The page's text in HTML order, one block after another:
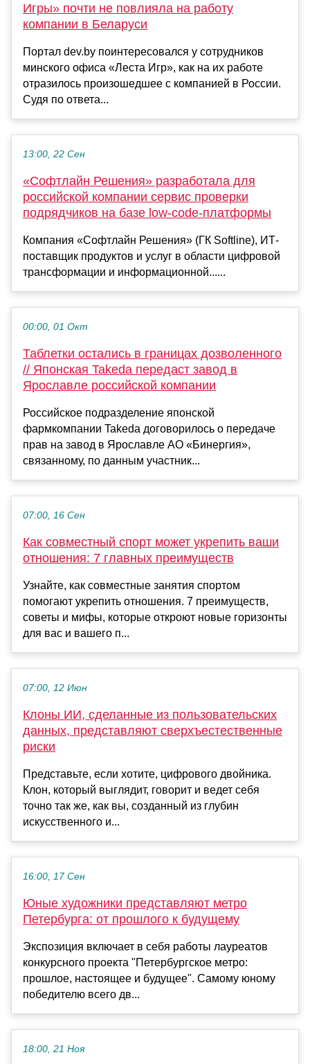
Игры» почти не повлияла на работу
компании в Беларуси
Портал dev.by поинтересовался у сотрудников
минского офиса «Леста Игр», как на их работе
отразилось произошедшее с компанией в России.
Судя по ответа...
13:00, 22 Сен
«Софтлайн Решения» разработала для
российской компании сервис проверки
подрядчиков на базе low-code-платформы
Компания «Софтлайн Решения» (ГК Softline), ИТ-
поставщик продуктов и услуг в области цифровой
трансформации и информационной......
00:00, 01 Окт
Таблетки остались в границах дозволенного
// Японская Takeda передаст завод в
Ярославле российской компании
Российское подразделение японской
фармкомпании Takeda договорилось о передаче
прав на завод в Ярославле АО «Бинергия»,
связанному, по данным участник...
07:00, 16 Сен
Как совместный спорт может укрепить ваши
отношения: 7 главных преимуществ
Узнайте, как совместные занятия спортом
помогают укрепить отношения. 7 преимуществ,
советы и мифы, которые откроют новые горизонты
для вас и вашего п...
07:00, 12 Июн
Клоны ИИ, сделанные из пользовательских
данных, представляют сверхъестественные
риски
Представьте, если хотите, цифрового двойника.
Клон, который выглядит, говорит и ведет себя
точно так же, как вы, созданный из глубин
искусственного и...
16:00, 17 Сен
Юные художники представляют метро
Петербурга: от прошлого к будущему
Экспозиция включает в себя работы лауреатов
конкурсного проекта "Петербургское метро:
прошлое, настоящее и будущее". Самому юному
победителю всего дв...
18:00, 21 Ноя